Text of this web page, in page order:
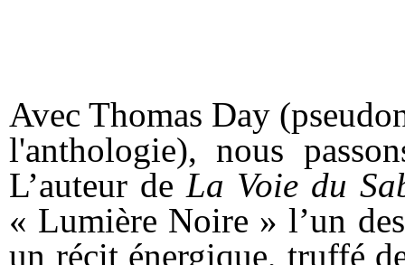
Avec Thomas Day
l'anthologie), nous
L’auteur de La Voie du
« Lumière Noire » l’un
un récit énergique, truffé